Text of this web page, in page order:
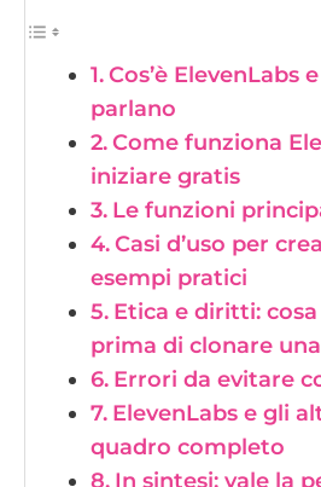
Cos’è ElevenLabs
parlano
Come funziona
iniziare gratis
Le funzioni
Casi d’uso per
esempi pratici
Etica e diritti:
prima di clonare
Errori da evitare
ElevenLabs e gli
quadro completo
In sintesi: vale la